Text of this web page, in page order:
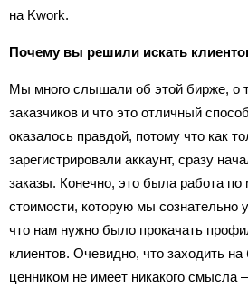
на Kwork.
Почему вы решили искать
Мы много слышали об этой бирже, о
заказчиков и что это отличный
оказалось правдой, потому что как
зарегистрировали аккаунт, сразу
заказы. Конечно, это была работа
стоимости, которую мы сознательно
что нам нужно было прокачать
клиентов. Очевидно, что заходить
ценником не имеет никакого смысла